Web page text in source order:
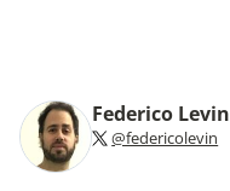
Federico Levin
@federicolevin